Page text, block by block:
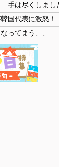
…手は尽くしま
ってまう、、